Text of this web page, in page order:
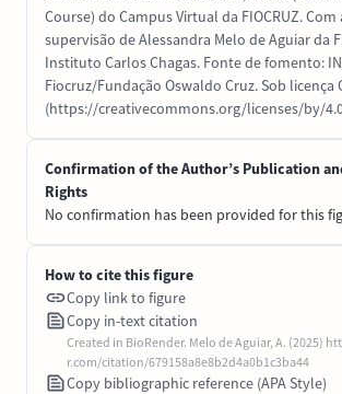
Course) do Campus Virtual da FIOCRUZ.
supervisão de Alessandra Melo de Aguiar da
Instituto Carlos Chagas. Fonte de fomento:
Fiocruz/Fundação Oswaldo Cruz. Sob licença
(https://creativecommons.org/licenses/by/
Confirmation of the Author’s Publication
Rights
No confirmation has been provided for this
How to cite this figure
Copy link to figure
Copy in-text citation
Created in BioRender. Melo de Aguiar, A. (2025)
r.com/citation/679158a8e8b2d4a0b1c3ba44
Copy bibliographic reference (APA Style)